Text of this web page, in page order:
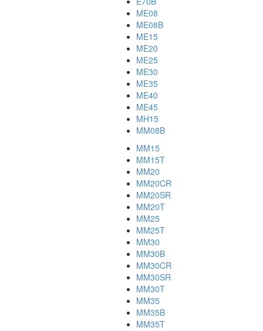
ME08
ME08B
ME15
ME20
ME25
ME30
ME35
ME40
ME45
MH15
MM08B
MM15
MM15T
MM20
MM20CR
MM20SR
MM20T
MM25
MM25T
MM30
MM30B
MM30CR
MM30SR
MM30T
MM35
MM35B
MM35T